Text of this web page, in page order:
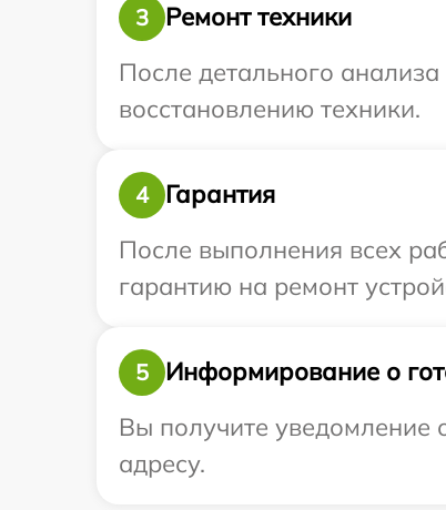
3
Ремонт техники
После детального
восстановлению техники.
4
Гарантия
После выполнения всех
гарантию на ремонт
5
Информирование о
Вы получите уведомление
адресу.